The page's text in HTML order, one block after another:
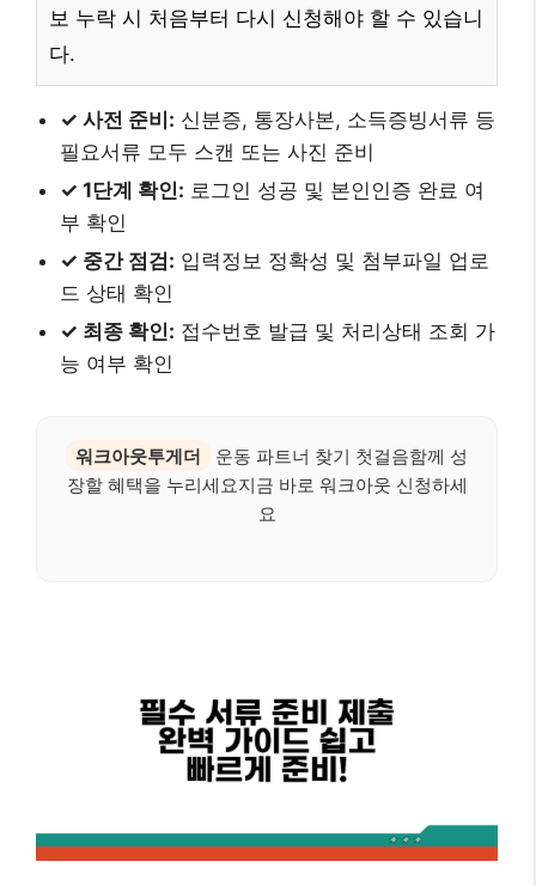
보 누락 시 처음부터 다시 신청해야 할 수 있습니
다.
✓ 사전 준비: 신분증, 통장사본, 소득증빙서류 등
필요서류 모두 스캔 또는 사진 준비
✓ 1단계 확인: 로그인 성공 및 본인인증 완료 여
부 확인
✓ 중간 점검: 입력정보 정확성 및 첨부파일 업로
드 상태 확인
✓ 최종 확인: 접수번호 발급 및 처리상태 조회 가
능 여부 확인
워크아웃투게더
운동 파트너 찾기 첫걸음함께 성
장할 혜택을 누리세요지금 바로 워크아웃 신청하세
요